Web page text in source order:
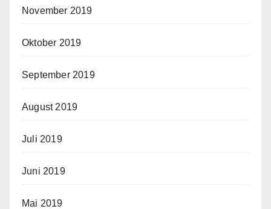
November 2019
Oktober 2019
September 2019
August 2019
Juli 2019
Juni 2019
Mai 2019